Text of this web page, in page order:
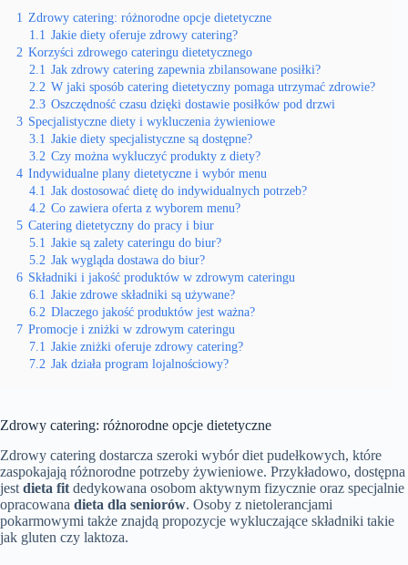
1 Zdrowy catering: różnorodne opcje dietetyczne
1.1 Jakie diety oferuje zdrowy catering?
2 Korzyści zdrowego cateringu dietetycznego
2.1 Jak zdrowy catering zapewnia zbilansowane posiłki?
2.2 W jaki sposób catering dietetyczny pomaga utrzymać zdrowie?
2.3 Oszczędność czasu dzięki dostawie posiłków pod drzwi
3 Specjalistyczne diety i wykluczenia żywieniowe
3.1 Jakie diety specjalistyczne są dostępne?
3.2 Czy można wykluczyć produkty z diety?
4 Indywidualne plany dietetyczne i wybór menu
4.1 Jak dostosować dietę do indywidualnych potrzeb?
4.2 Co zawiera oferta z wyborem menu?
5 Catering dietetyczny do pracy i biur
5.1 Jakie są zalety cateringu do biur?
5.2 Jak wygląda dostawa do biur?
6 Składniki i jakość produktów w zdrowym cateringu
6.1 Jakie zdrowe składniki są używane?
6.2 Dlaczego jakość produktów jest ważna?
7 Promocje i zniżki w zdrowym cateringu
7.1 Jakie zniżki oferuje zdrowy catering?
7.2 Jak działa program lojalnościowy?
Zdrowy catering: różnorodne opcje dietetyczne
Zdrowy catering dostarcza szeroki wybór diet pudełkowych, które
zaspokajają różnorodne potrzeby żywieniowe. Przykładowo, dostępna
jest dieta fit dedykowana osobom aktywnym fizycznie oraz specjalnie
opracowana dieta dla seniorów. Osoby z nietolerancjami
pokarmowymi także znajdą propozycje wykluczające składniki takie
jak gluten czy laktoza.